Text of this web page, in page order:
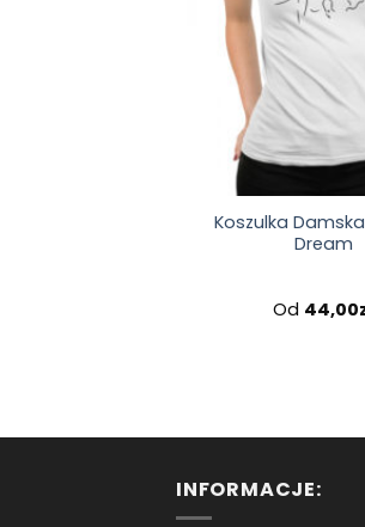
Koszulka
Dream
Od 44,00
INFORMACJE: